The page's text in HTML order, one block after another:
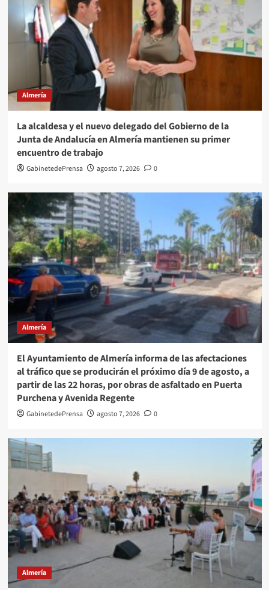
Almería
La alcaldesa y el nuevo delegado del Gobierno de la
Junta de Andalucía en Almería mantienen su primer
encuentro de trabajo
GabinetedePrensa agosto 7, 2026 0
Almería
El Ayuntamiento de Almería informa de las afectaciones
al tráfico que se producirán el próximo día 9 de agosto, a
partir de las 22 horas, por obras de asfaltado en Puerta
Purchena y Avenida Regente
GabinetedePrensa agosto 7, 2026 0
Almería